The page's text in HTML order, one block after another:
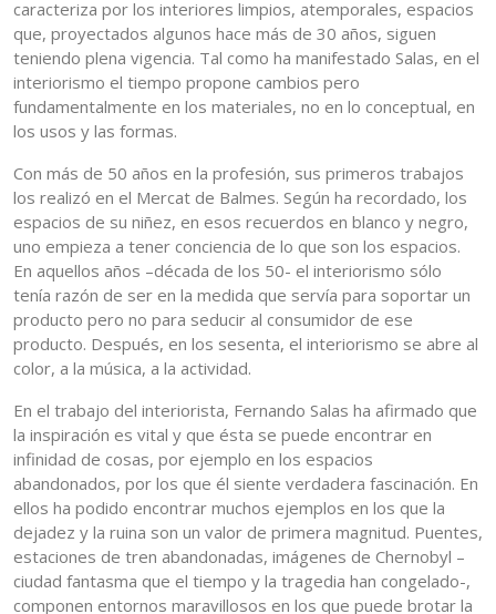
caracteriza por los interiores limpios, atemporales, espacios
que, proyectados algunos hace más de 30 años, siguen
teniendo plena vigencia. Tal como ha manifestado Salas, en el
interiorismo el tiempo propone cambios pero
fundamentalmente en los materiales, no en lo conceptual, en
los usos y las formas.
Con más de 50 años en la profesión, sus primeros trabajos
los realizó en el Mercat de Balmes. Según ha recordado, los
espacios de su niñez, en esos recuerdos en blanco y negro,
uno empieza a tener conciencia de lo que son los espacios.
En aquellos años –década de los 50- el interiorismo sólo
tenía razón de ser en la medida que servía para soportar un
producto pero no para seducir al consumidor de ese
producto. Después, en los sesenta, el interiorismo se abre al
color, a la música, a la actividad.
En el trabajo del interiorista, Fernando Salas ha afirmado que
la inspiración es vital y que ésta se puede encontrar en
infinidad de cosas, por ejemplo en los espacios
abandonados, por los que él siente verdadera fascinación. En
ellos ha podido encontrar muchos ejemplos en los que la
dejadez y la ruina son un valor de primera magnitud. Puentes,
estaciones de tren abandonadas, imágenes de Chernobyl –
ciudad fantasma que el tiempo y la tragedia han congelado-,
componen entornos maravillosos en los que puede brotar la